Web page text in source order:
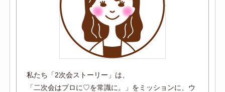
私たち「2次会ストーリー」は、
「二次会はプロに♡を常識に。」をミッションに、ウ